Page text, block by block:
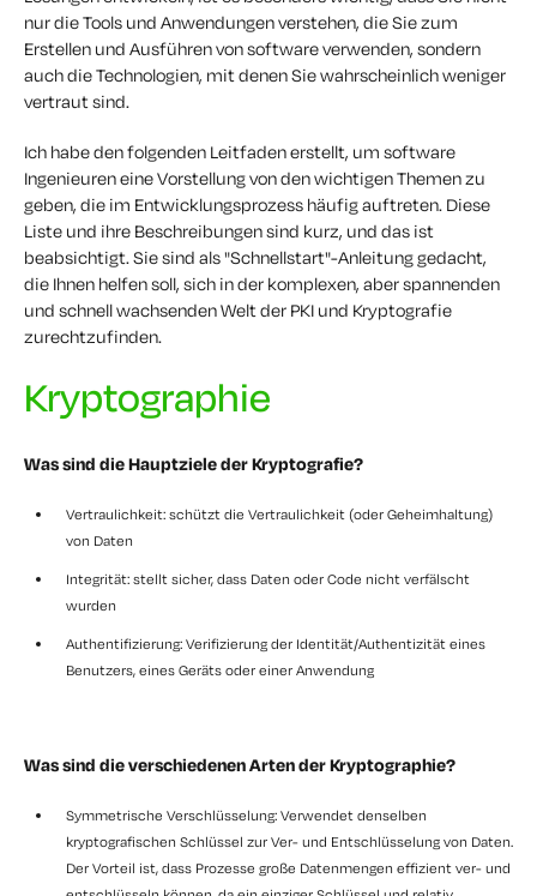
nur die Tools und Anwendungen verstehen, die Sie zum
Erstellen und Ausführen von software verwenden, sondern
auch die Technologien, mit denen Sie wahrscheinlich weniger
vertraut sind.
Ich habe den folgenden Leitfaden erstellt, um software
Ingenieuren eine Vorstellung von den wichtigen Themen zu
geben, die im Entwicklungsprozess häufig auftreten. Diese
Liste und ihre Beschreibungen sind kurz, und das ist
beabsichtigt. Sie sind als "Schnellstart"-Anleitung gedacht,
die Ihnen helfen soll, sich in der komplexen, aber spannenden
und schnell wachsenden Welt der PKI und Kryptografie
zurechtzufinden.
Kryptographie
Was sind die Hauptziele der Kryptografie?
Vertraulichkeit: schützt die Vertraulichkeit (oder Geheimhaltung)
von Daten
Integrität: stellt sicher, dass Daten oder Code nicht verfälscht
wurden
Authentifizierung: Verifizierung der Identität/Authentizität eines
Benutzers, eines Geräts oder einer Anwendung
Was sind die verschiedenen Arten der Kryptographie?
Symmetrische Verschlüsselung: Verwendet denselben
kryptografischen Schlüssel zur Ver- und Entschlüsselung von Daten.
Der Vorteil ist, dass Prozesse große Datenmengen effizient ver- und